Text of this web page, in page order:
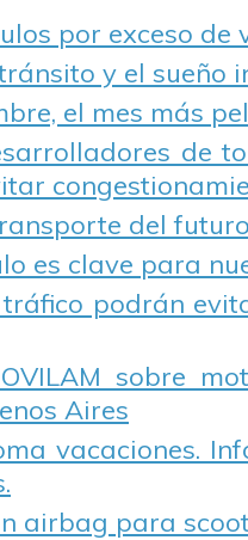
por exceso de
y el sueño
el mes más
de
del
es clave para
tráfico podrán
sobre
Aires
vacaciones.
airbag para